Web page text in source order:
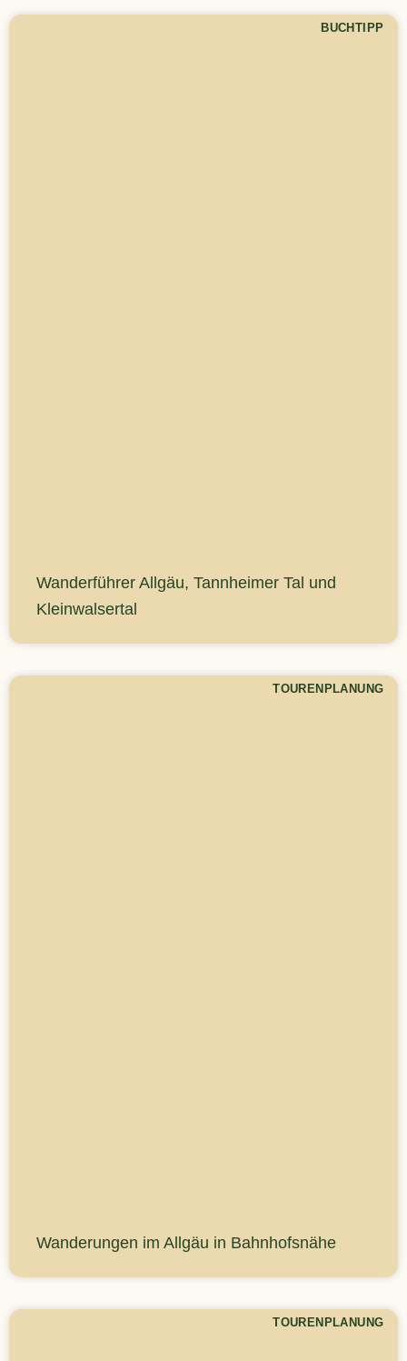
BUCHTIPP
Wanderführer Allgäu, Tannheimer Tal und
Kleinwalsertal
TOURENPLANUNG
Wanderungen im Allgäu in Bahnhofsnähe
TOURENPLANUNG